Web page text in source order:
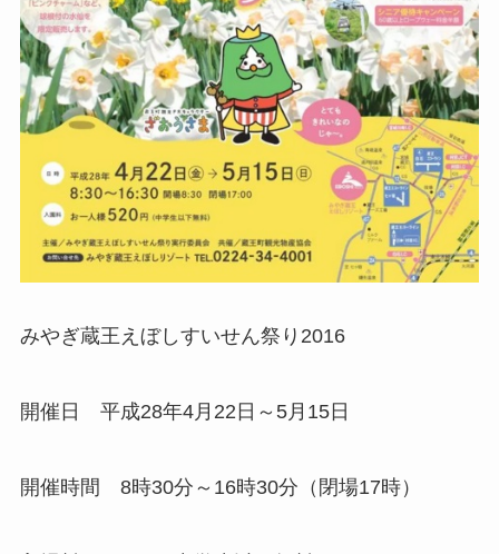
みやぎ蔵王えぼしすいせん祭り2016
開催日 平成28年4月22日～5月15日
開催時間 8時30分～16時30分（閉場17時）